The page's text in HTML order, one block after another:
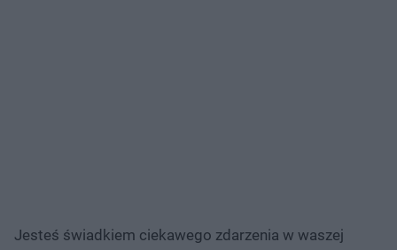
Jesteś świadkiem ciekawego zdarzenia w waszej